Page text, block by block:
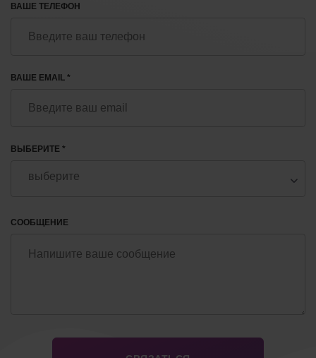
ВАШЕ ТЕЛЕФОН
ВАШЕ EMAIL *
ВЫБЕРИТЕ *
СООБЩЕНИЕ